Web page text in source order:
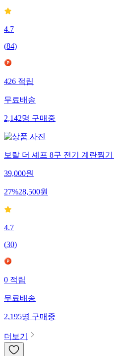
4.7
(84)
426적립
무료배송
2,142명구매중
보랄 더 셰프 8구 전기 계란찜
39,000원
27%28,500원
4.7
(30)
0적립
무료배송
2,195명구매중
더보기